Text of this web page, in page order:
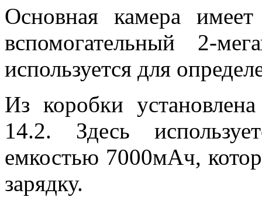
Основная камера
вспомогательный 2-
используется для
Из коробки
14.2. Здесь
емкостью 7000мАч,
зарядку.